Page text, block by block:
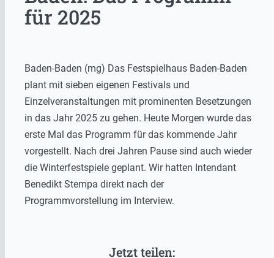
für 2025
Baden-Baden (mg) Das Festspielhaus Baden-Baden
plant mit sieben eigenen Festivals und
Einzelveranstaltungen mit prominenten Besetzungen
in das Jahr 2025 zu gehen. Heute Morgen wurde das
erste Mal das Programm für das kommende Jahr
vorgestellt. Nach drei Jahren Pause sind auch wieder
die Winterfestspiele geplant. Wir hatten Intendant
Benedikt Stempa direkt nach der
Programmvorstellung im Interview.